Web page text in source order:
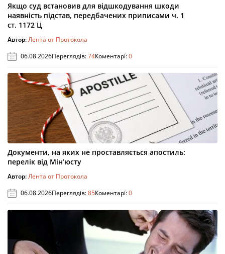
Якщо суд встановив для відшкодування шкоди
наявність підстав, передбачених приписами ч. 1
ст. 1172 Ц
Автор:Лента от Протокола
06.08.2026Переглядів:74Коментарі:0
Документи, на яких не проставляється апостиль:
перелік від Мін’юсту
Автор:Лента от Протокола
06.08.2026Переглядів:85Коментарі:0